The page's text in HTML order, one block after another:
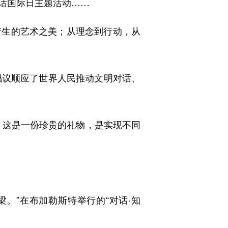
国际日主题活动……
的艺术之美；从理念到行动，从
应了世界人民推动文明对话、
是一份珍贵的礼物，是实现不同
”在布加勒斯特举行的“对话·知